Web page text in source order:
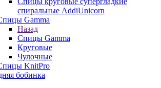
спиральные AddiUnicorn
Gamma
Назад
Спицы Gamma
Круговые
Чулочные
KnitPro
бобинка